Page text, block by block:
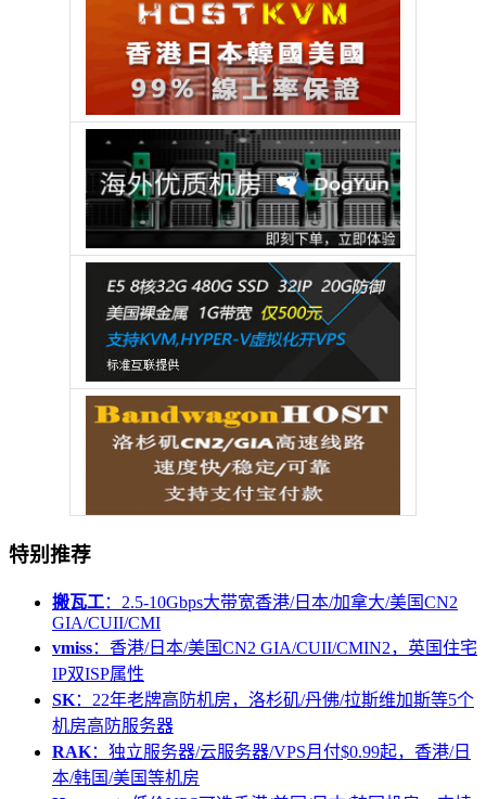
特别推荐
搬瓦工：2.5-10Gbps大带宽香港/日本/加拿大/美国CN2
GIA/CUII/CMI
vmiss：香港/日本/美国CN2 GIA/CUII/CMIN2，英国住宅
IP双ISP属性
SK：22年老牌高防机房，洛杉矶/丹佛/拉斯维加斯等5个
机房高防服务器
RAK：独立服务器/云服务器/VPS月付$0.99起，香港/日
本/韩国/美国等机房